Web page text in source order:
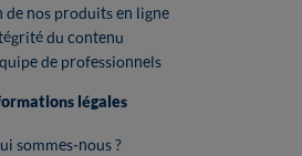
de nos produits en ligne
du contenu
de professionnels
légales
sommes-nous ?